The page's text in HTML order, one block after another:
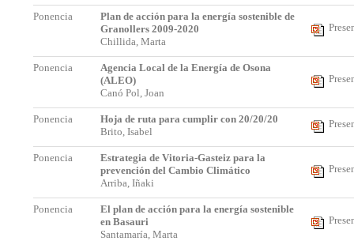
Ponencia
Plan de acción para la energía sostenible de
Granollers 2009-2020
Chillida, Marta
Ponencia
Agencia Local de la Energía de Osona
(ALEO)
Canó Pol, Joan
Ponencia
Hoja de ruta para cumplir con 20/20/20
Brito, Isabel
Ponencia
Estrategia de Vitoria-Gasteiz para la
prevención del Cambio Climático
Arriba, Iñaki
Ponencia
El plan de acción para la energía sostenible
en Basauri
Santamaría, Marta